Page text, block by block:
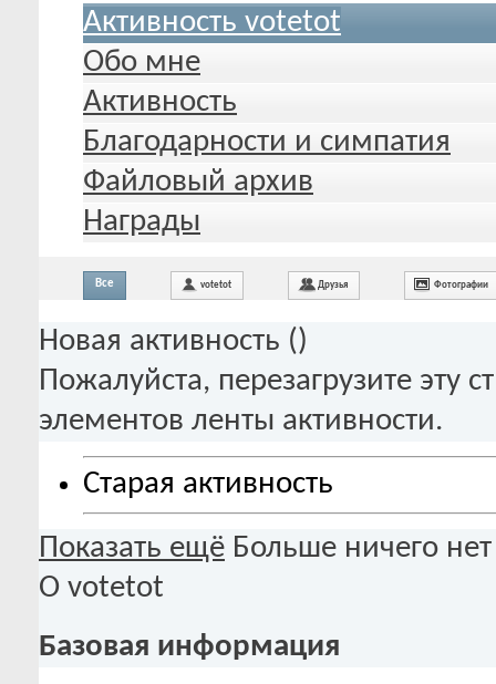
Активность votetot
Обо мне
Активность
Благодарности и симпатия
Файловый архив
Награды
Все votetot Друзья Фотографии
Новая активность ()
Пожалуйста, перезагрузите эту
элементов ленты активности.
Старая активность
Показать ещё Больше ничего нет
О votetot
Базовая информация